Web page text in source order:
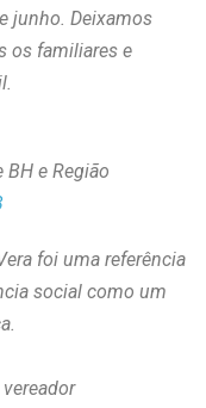
junho. Deixamos
os familiares e
e Região
foi uma referência
social como um